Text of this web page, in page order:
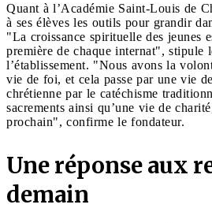
Quant à l’Académie Saint-Louis de
à ses élèves les outils pour grandir
"La croissance spirituelle des jeunes
première de chaque internat", stipule
l’établissement. "Nous avons la
vie de foi, et cela passe par une vie
chrétienne par le catéchisme
sacrements ainsi qu’une vie de
prochain", confirme le fondateur.
Une réponse aux
demain